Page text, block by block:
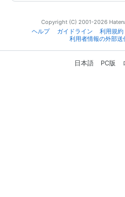
Copyright (C) 2001-2026
ヘルプ
ガイドライン 利用規約
利用者情報の外部送
日本語 PC版